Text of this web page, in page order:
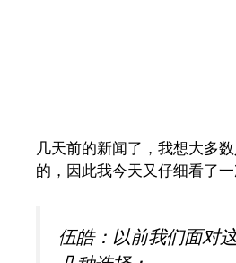
几天前的新闻了，我想大多
的，因此我今天又仔细看了
伍皓：以前我们面对